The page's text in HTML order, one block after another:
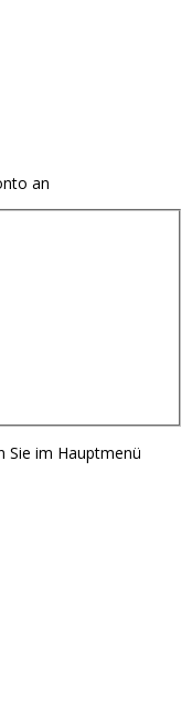
an
Sie im Hauptmenü